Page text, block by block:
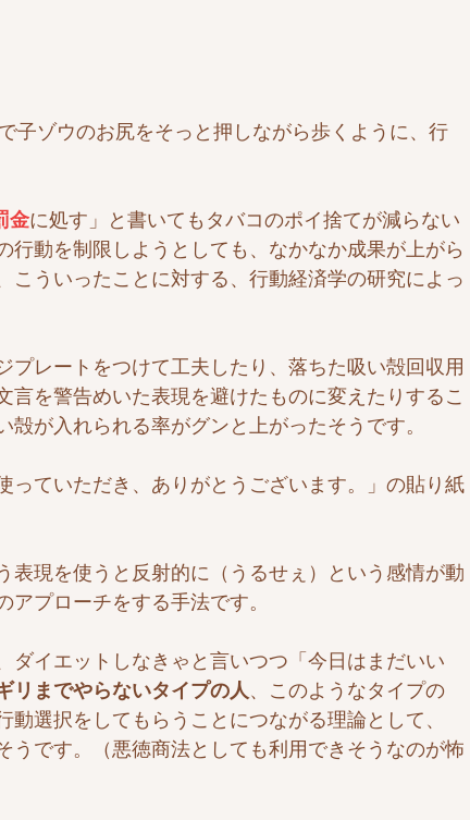
子ゾウのお尻をそっと押しながら歩くように、行
金に処す」と書いてもタバコのポイ捨てが減らない
行動を制限しようとしても、なかなか成果が上がら
こういったことに対する、行動経済学の研究によっ
プレートをつけて工夫したり、落ちた吸い殻回収用
言を警告めいた表現を避けたものに変えたりするこ
が入れられる率がグンと上がったそうです。
っていただき、ありがとうございます。」の貼り紙
表現を使うと反射的に（うるせぇ）という感情が動
プローチをする手法です。
ダイエットしなきゃと言いつつ「今日はまだいい
リまでやらないタイプの人、このようなタイプの
選択をしてもらうことにつながる理論として、
うです。（悪徳商法としても利用できそうなのが怖